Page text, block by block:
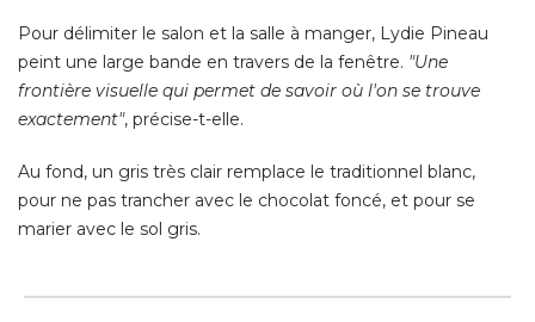
Pour délimiter le salon et la salle à manger, Lydie Pineau
peint une large bande en travers de la fenêtre. "Une
frontière visuelle qui permet de savoir où l'on se trouve
exactement", précise-t-elle.
Au fond, un gris très clair remplace le traditionnel blanc,
pour ne pas trancher avec le chocolat foncé, et pour se
marier avec le sol gris.